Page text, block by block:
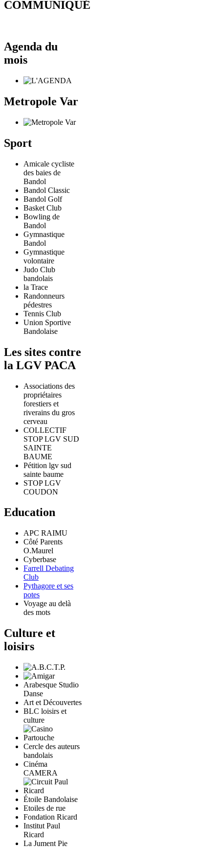
COMMUNIQUÉ
Agenda du
mois
Metropole Var
Sport
Amicale cycliste
des baies de
Bandol
Bandol Classic
Bandol Golf
Basket Club
Bowling de
Bandol
Gymnastique
Bandol
Gymnastique
volontaire
Judo Club
bandolais
la Trace
Randonneurs
pédestres
Tennis Club
Union Sportive
Bandolaise
Les sites contre
la LGV PACA
Associations des
propriétaires
forestiers et
riverains du gros
cerveau
COLLECTIF
STOP LGV SUD
SAINTE
BAUME
Pétition lgv sud
sainte baume
STOP LGV
COUDON
Education
APC RAIMU
Côté Parents
O.Maurel
Cyberbase
Farrell Debating
Club
Pythagore et ses
potes
Voyage au delà
des mots
Culture et
loisirs
Arabesque Studio
Danse
Art et Découvertes
BLC loisirs et
culture
Cercle des auteurs
bandolais
Cinéma
CAMERA
Étoile Bandolaise
Etoiles de rue
Fondation Ricard
Institut Paul
Ricard
La Jument Pie